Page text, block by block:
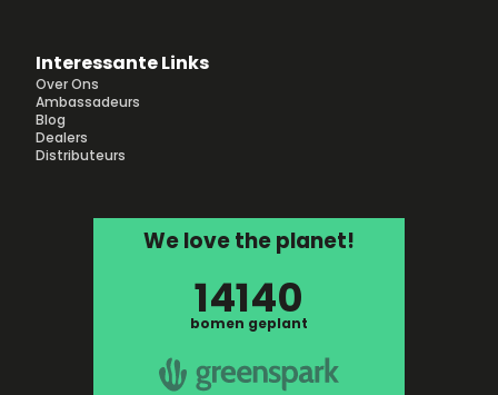
Interessante Links
Over Ons
Ambassadeurs
Blog
Dealers
Distributeurs
We love the planet!
14140
bomen geplant